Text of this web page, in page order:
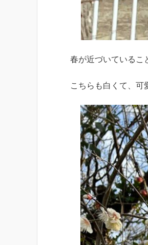
春が近づいているこ
こちらも白くて、可